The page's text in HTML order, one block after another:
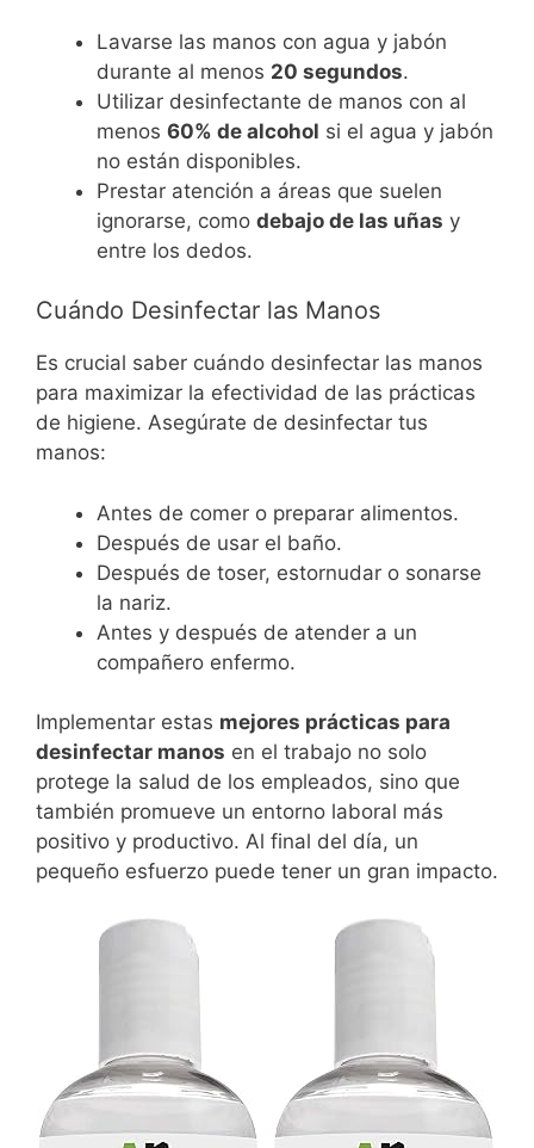
Lavarse las manos con agua y jabón
durante al menos 20 segundos.
Utilizar desinfectante de manos con al
menos 60% de alcohol si el agua y jabón
no están disponibles.
Prestar atención a áreas que suelen
ignorarse, como debajo de las uñas y
entre los dedos.
Cuándo Desinfectar las Manos
Es crucial saber cuándo desinfectar las manos
para maximizar la efectividad de las prácticas
de higiene. Asegúrate de desinfectar tus
manos:
Antes de comer o preparar alimentos.
Después de usar el baño.
Después de toser, estornudar o sonarse
la nariz.
Antes y después de atender a un
compañero enfermo.
Implementar estas mejores prácticas para
desinfectar manos en el trabajo no solo
protege la salud de los empleados, sino que
también promueve un entorno laboral más
positivo y productivo. Al final del día, un
pequeño esfuerzo puede tener un gran impacto.